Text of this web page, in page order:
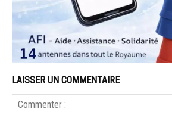
LAISSER UN COMMENTAIRE